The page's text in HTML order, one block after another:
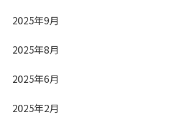
2025年9月
2025年8月
2025年6月
2025年2月